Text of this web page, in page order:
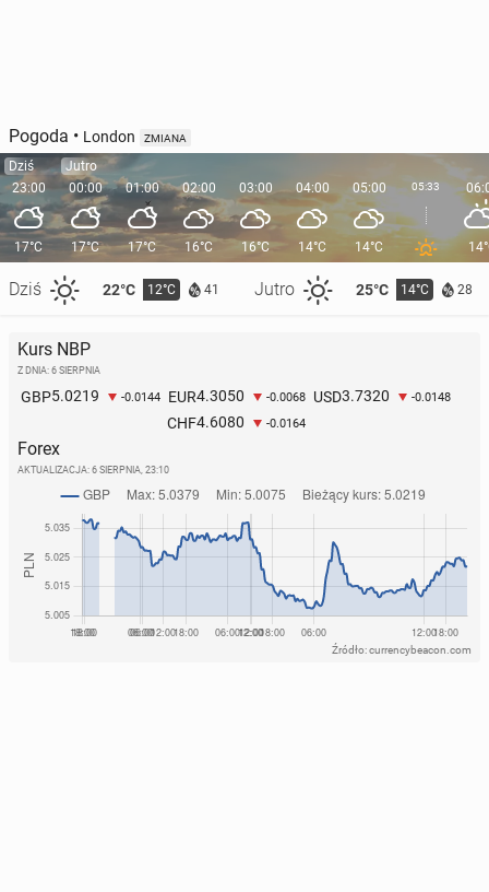
Pogoda • London ZMIANA
Dziś
23:00
17°C
Dziś 22°C 12°C 41 Jutro 25°C 14°C 28
Jutro
00:00
17°C
01:00
17°C
02:00
16°C
03:00
16°C
04:00
14°C
05:00
14°C
05:33
Kurs NBP
Z DNIA: 6 SIERPNIA
GBP5.0219 -0.0144 EUR4.3050 -0.0068 USD3.7320 -0.0148
CHF4.6080 -0.0164
Forex
AKTUALIZACJA: 6 SIERPNIA, 23:10
Źródło: currencybeacon.com